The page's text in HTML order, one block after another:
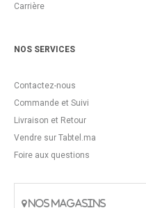
Carrière
NOS SERVICES
Contactez-nous
Commande et Suivi
Livraison et Retour
Vendre sur Tabtel.ma
Foire aux questions
NOS MAGASINS